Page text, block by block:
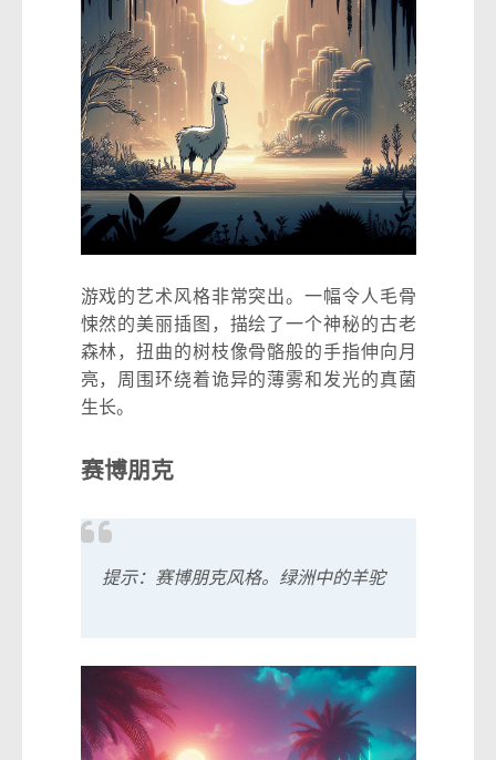
游戏的艺术风格非常突出。一幅令人毛骨
悚然的美丽插图，描绘了一个神秘的古老
森林，扭曲的树枝像骨骼般的手指伸向月
亮，周围环绕着诡异的薄雾和发光的真菌
生长。
赛博朋克
提示：赛博朋克风格。绿洲中的羊驼